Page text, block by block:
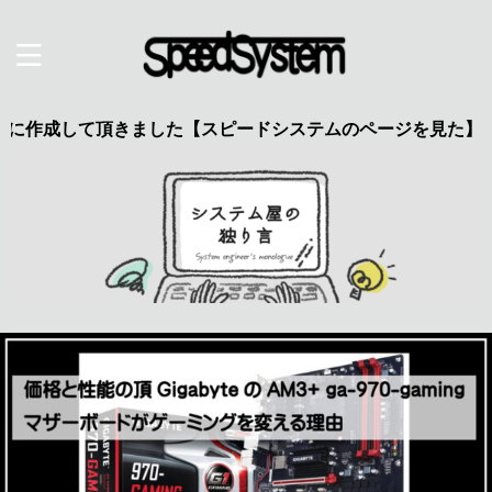
ました【スピードシステムのページを見た】で特典あり